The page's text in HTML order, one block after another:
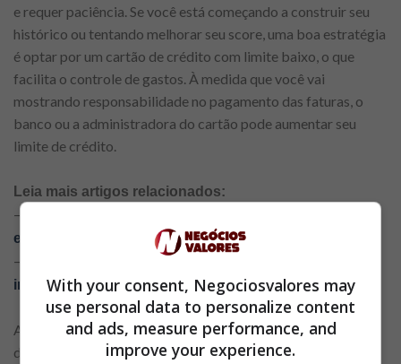
e requer paciência. Se você está começando a construir seu
histórico ou tentando melhorar seu score, uma boa estratégia
é optar por um cartão de crédito com limite baixo, o que
facilita o controle de gastos. À medida que você vai
mostrando responsabilidade no pagamento das faturas, o
banco ou a administradora do cartão pode aumentar seu
limite de crédito.
Leia mais artigos relacionados:
–
empréstimo pessoal e escolher a melhor opção
–
investir em um cartão de crédito de supermercado
Aumentar o limite de crédito, sem usar todo o valor
disponível, ajuda a reduzir sua taxa de utilização e melhora
With your consent, Negociosvalores may
use personal data to personalize content
and ads, measure performance, and
improve your experience.